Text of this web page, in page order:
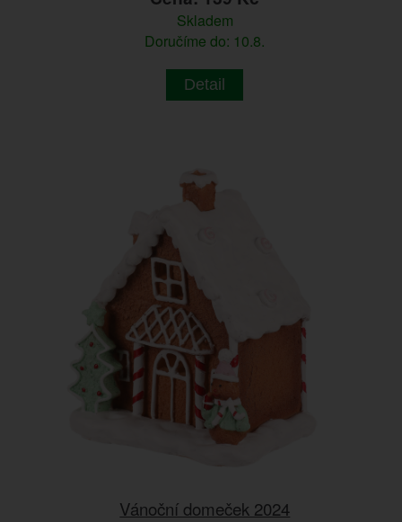
Skladem
Doručíme do: 10.8.
Detail
Vánoční domeček 2024